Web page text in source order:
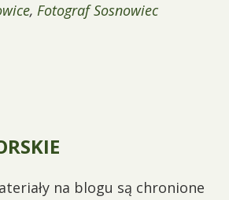
, Fotograf Sosnowiec
na blogu są chronione